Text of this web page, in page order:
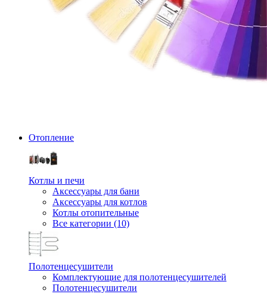
Отопление
Котлы и печи
Аксессуары для бани
Аксессуары для котлов
Котлы отопительные
Все категории (10)
Полотенцесушители
Комплектующие для полотенцесушителей
Полотенцесушители